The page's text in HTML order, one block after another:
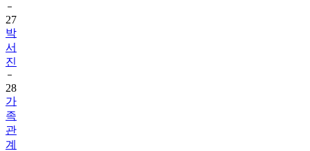
27
박
서
진
28
가
족
관
계